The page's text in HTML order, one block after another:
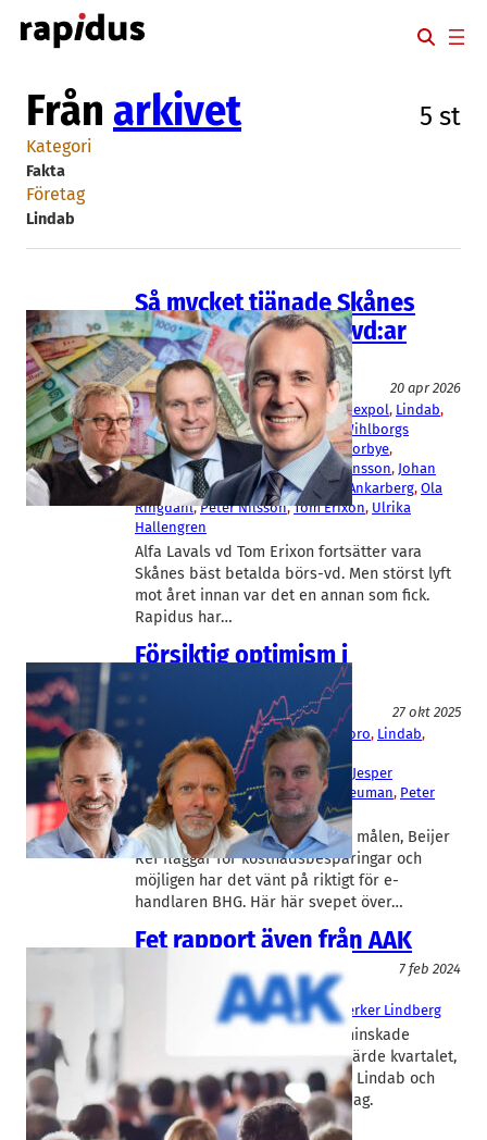
Hoppa
till
Från arkivet 5 st
Kategori
Fakta
Företag
Lindab
Så mycket tjänade Skånes
högst betalda börs-vd:ar
2025
Fakta
20 apr 2026
AAK, Alfa Laval, Beijer Ref, Boozt, Hexpol, Lindab
Nolato, Peab, Thule, Trelleborg, Wihlborgs
Christer Wahlquist, Christopher Norbye
Hermann Haraldsson, Jesper Göransson, Johan
Westman, Klas Dahlberg, Mattias Ankarberg, Ola
Ringdahl, Peter Nilsson, Tom Erixon, Ulrika
Hallengren
Alfa Lavals vd Tom Erixon fortsätter vara
Skånes bäst betalda börs-vd. Men störst lyft
mot året innan var det en annan som fick.
Rapidus har…
Försiktig optimism i
rapporterna
27 okt 2025
Beijer Ref, BHG Group, Careium, Doro, Lindab
Peab, Trelleborg
Christopher Norbye , Gustaf Öhrn Jesper
Göransson, Ola Ringdahl, Peter Heuman, Peter
Nilsson, Robert Dackeskog
Duni skriver upp de finansiella målen, Beijer
Ref flaggar för kostnadsbesparingar och
möjligen har det vänt på riktigt för e-
handlaren BHG. Här här svepet över…
Fet rapport även från AAK
7 feb 2024
Haki Safety, Lindab
Johan Westman, Ola Ringdahl, Sverker Lindberg
Fett- och matoljebolaget AAK minskade
försäljningen en aning under fjärde kvartalet,
men ökade vinsten rejält. Även Lindab och
Haki Safetys rapporter kom i dag.